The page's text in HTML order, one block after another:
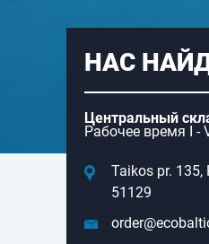
НАС
Центральный
Рабочее время I -
Taikos pr. 135,
51129